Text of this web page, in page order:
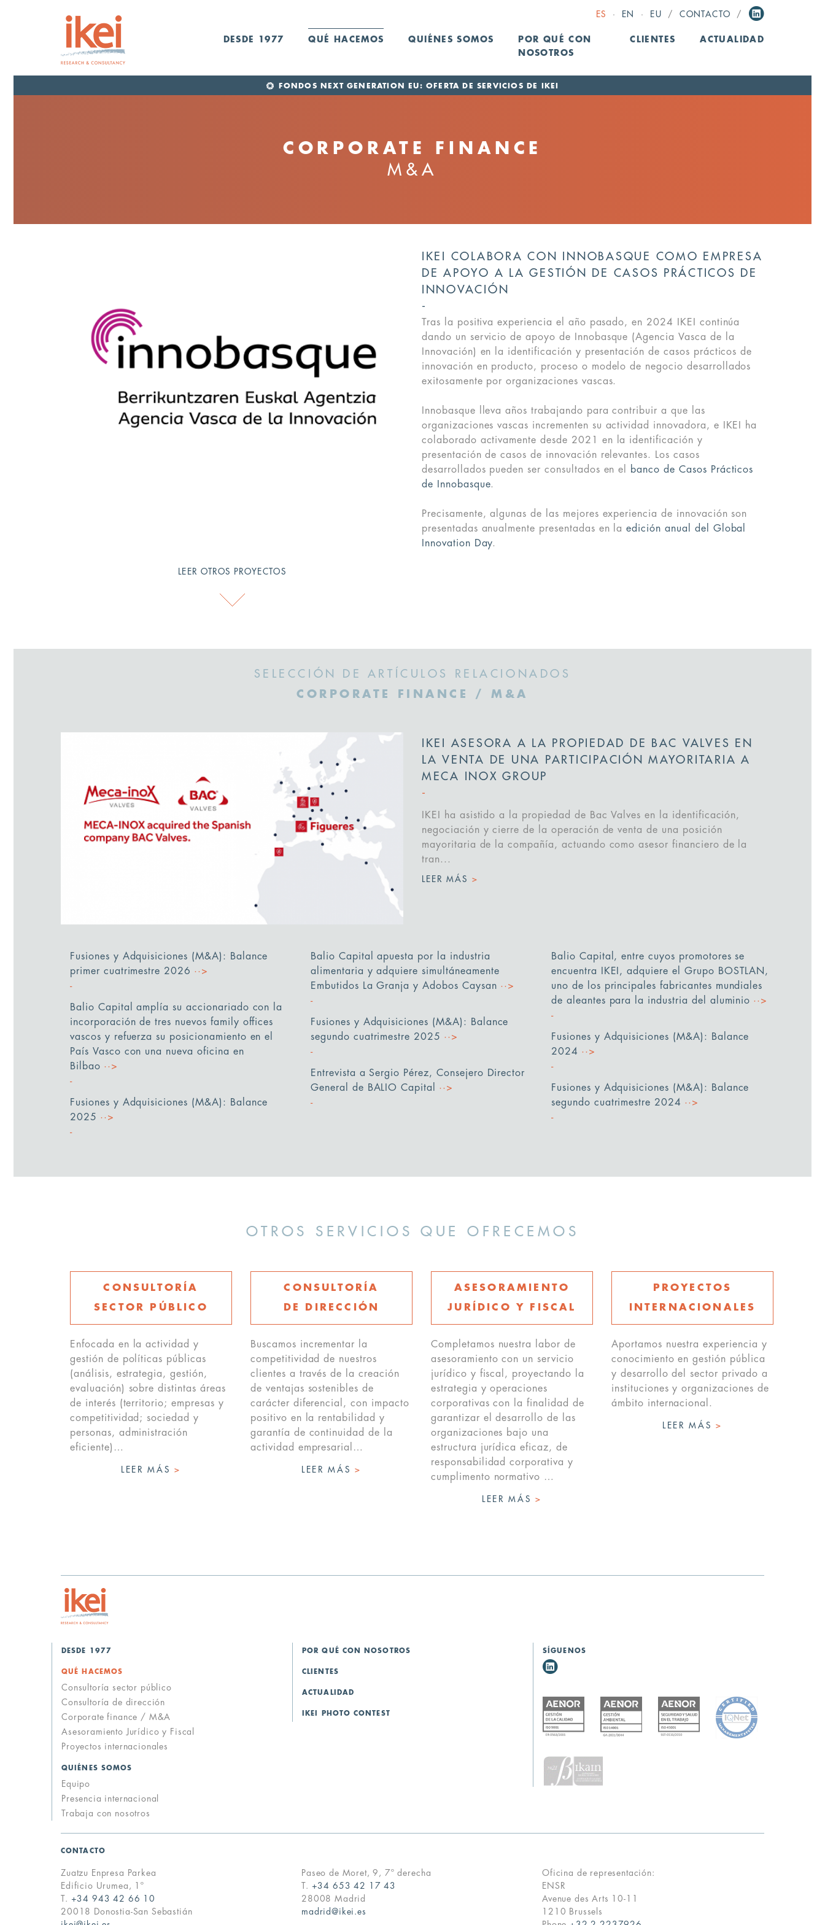
ES · EN · EU / CONTACTO /
DESDE 1977 QUÉ HACEMOS QUIÉNES SOMOS
POR QUÉ CON
NOSOTROS
CLIENTES ACTUALIDAD
FONDOS NEXT GENERATION EU: OFERTA DE SERVICIOS DE IKEI
CORPORATE FINANCE
M&A
LEER OTROS PROYECTOS
IKEI COLABORA CON INNOBASQUE COMO EMPRESA
DE APOYO A LA GESTIÓN DE CASOS PRÁCTICOS DE
INNOVACIÓN
Tras la positiva experiencia el año pasado, en 2024 IKEI continúa
dando un servicio de apoyo de Innobasque (Agencia Vasca de la
Innovación) en la identificación y presentación de casos prácticos de
innovación en producto, proceso o modelo de negocio desarrollados
exitosamente por organizaciones vascas.
Innobasque lleva años trabajando para contribuir a que las
organizaciones vascas incrementen su actividad innovadora, e IKEI ha
colaborado activamente desde 2021 en la identificación y
presentación de casos de innovación relevantes. Los casos
desarrollados pueden ser consultados en el
banco de Casos Prácticos
de Innobasque.
Precisamente, algunas de las mejores experiencia de innovación son
presentadas anualmente presentadas en laedición anual del Global
Innovation Day.
SELECCIÓN DE ARTÍCULOS RELACIONADOS
CORPORATE FINANCE / M&A
IKEI ASESORA A LA PROPIEDAD DE BAC VALVES EN
LA VENTA DE UNA PARTICIPACIÓN MAYORITARIA A
MECA INOX GROUP
IKEI ha asistido a la propiedad de Bac Valves en la identificación,
negociación y cierre de la operación de venta de una posición
mayoritaria de la compañía, actuando como asesor financiero de la
tran...
LEER MÁS >
Fusiones y Adquisiciones (M&A): Balance
primer cuatrimestre 2026 ··>
Balio Capital amplía su accionariado con la
incorporación de tres nuevos family offices
vascos y refuerza su posicionamiento en el
País Vasco con una nueva oficina en
Bilbao ··>
Fusiones y Adquisiciones (M&A): Balance
2025 ··>
Balio Capital apuesta por la industria
alimentaria y adquiere simultáneamente
Embutidos La Granja y Adobos Caysan ··>
Fusiones y Adquisiciones (M&A): Balance
segundo cuatrimestre 2025 ··>
Entrevista a Sergio Pérez, Consejero Director
General de BALIO Capital
··>
Balio Capital, entre cuyos promotores se
encuentra IKEI, adquiere el Grupo BOSTLAN,
uno de los principales fabricantes mundiales
de aleantes para la industria del aluminio ··>
Fusiones y Adquisiciones (M&A): Balance
2024 ··>
Fusiones y Adquisiciones (M&A): Balance
segundo cuatrimestre 2024 ··>
OTROS SERVICIOS QUE OFRECEMOS
CONSULTORÍA
SECTOR PÚBLICO
Enfocada en la actividad y
gestión de políticas públicas
(análisis, estrategia, gestión,
evaluación) sobre distintas áreas
de interés (territorio; empresas y
competitividad; sociedad y
personas, administración
eficiente)…
LEER MÁS>
CONSULTORÍA
DE DIRECCIÓN
Buscamos incrementar la
competitividad de nuestros
clientes a través de la creación
de ventajas sostenibles de
carácter diferencial, con impacto
positivo en la rentabilidad y
garantía de continuidad de la
actividad empresarial…
LEER MÁS>
ASESORAMIENTO
JURÍDICO Y FISCAL
Completamos nuestra labor de
asesoramiento con un servicio
jurídico y fiscal, proyectando la
estrategia y operaciones
corporativas con la finalidad de
garantizar el desarrollo de las
organizaciones bajo una
estructura jurídica eficaz, de
responsabilidad corporativa y
cumplimento normativo …
LEER MÁS>
PROYECTOS
INTERNACIONALES
Aportamos nuestra experiencia y
conocimiento en gestión pública
y desarrollo del sector privado a
instituciones y organizaciones de
ámbito internacional.
LEER MÁS>
DESDE 1977
QUÉ HACEMOS
Consultoría sector público
Consultoría de dirección
Corporate finance / M&A
Asesoramiento Jurídico y Fiscal
Proyectos internacionales
QUIÉNES SOMOS
Equipo
Presencia internacional
Trabaja con nosotros
POR QUÉ CON NOSOTROS
CLIENTES
ACTUALIDAD
IKEI PHOTO CONTEST
SÍGUENOS
CONTACTO
Zuatzu Enpresa Parkea
Edificio Urumea, 1º
T. +34 943 42 66 10
20018 Donostia-San Sebastián
Paseo de Moret, 9, 7º derecha
T. +34 653 42 17 43
28008 Madrid
madrid@ikei.es
Oficina de representación:
ENSR
Avenue des Arts 10-11
1210 Brussels